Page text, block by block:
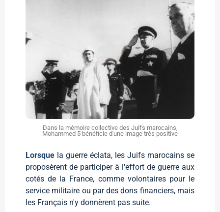
Dans la mémoire collective des Juifs marocains,
Mohammed 5 bénéficie d'une image très positive
Lorsque la guerre éclata, les Juifs marocains se
proposèrent de participer à l'effort de guerre aux
cotés de la France, comme volontaires pour le
service militaire ou par des dons financiers, mais
les Français n'y donnèrent pas suite.